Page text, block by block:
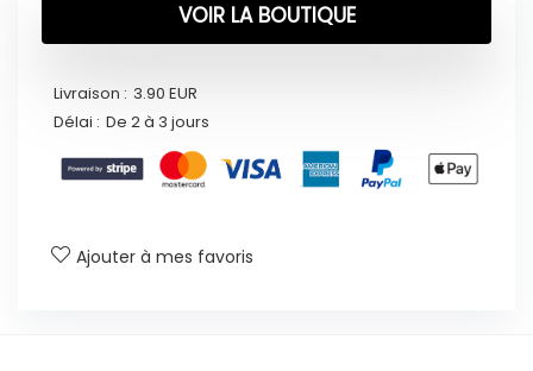
VOIR LA BOUTIQUE
Livraison : 3.90 EUR
Délai : De 2 à 3 jours
Ajouter à mes favoris